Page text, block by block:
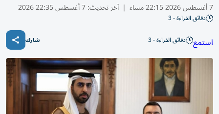
7 أغسطس 2026 22:15 مساء | آخر تحديث:7 أغسطس 22:35 2026
دقائق القراءة - 3
استمع دقائق القراءة - 3 شارك